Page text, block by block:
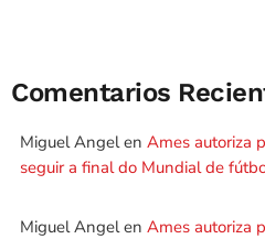
Comentarios
Miguel Angelen Ames autoriza
seguir a final do Mundial de
Miguel Angelen Ames autoriza